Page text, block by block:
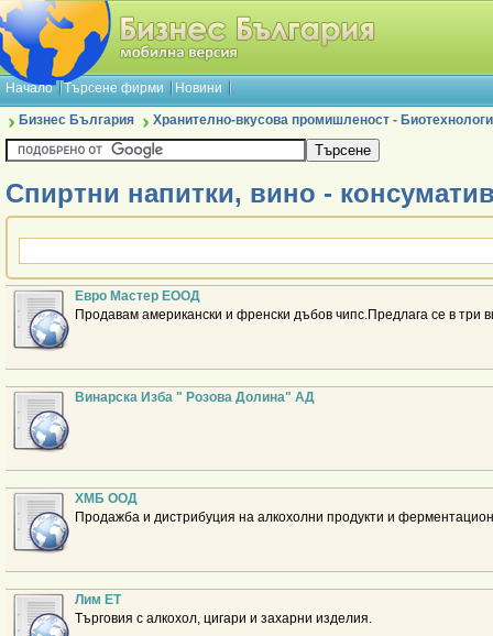
Начало Търсене фирми Новини
Бизнес България Хранително-вкусова промишленост -
Спиртни напитки, вино -
Евро Мастер ЕООД
Продавам американски и френски дъбов чипс.Предлага се в три
Винарска Изба " Розова Долина" АД
ХМБ ООД
Продажба и дистрибуция на алкохолни продукти и
Лим ЕТ
Търговия с алкохол, цигари и захарни изделия.